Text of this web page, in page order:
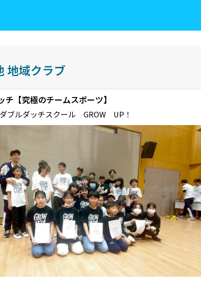
地域クラブ
チ【究極のチームスポーツ】
ダブルダッチスクール GROW UP！